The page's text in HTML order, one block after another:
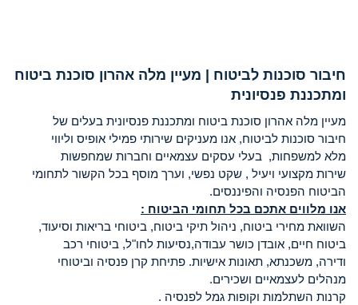
חיבור סוכנות לביטוח | מעיין מלה אהרון סוכנת ביטוח
ומתכננת פנסיונית
מעיין מלה אהרון סוכנת ביטוח ומתכננת פנסיונית בעלים של
חיבור סוכנות לביטוח, אנו מעניקים שירותי פמילי אופיס וליווי
מלא למשפחות, בעלי עסקים עצמאיים וחברות שמחפשות
שירות מקצועי ויעיל , שקט נפשי, וערך מוסף בכל הקשור לתחומי
הביטוח הפנסיה והפיננסים.
אנו מלווים אתכם בכל תחומי הביטוח :
השוואת מחירי ביטוח, ניהול תיקי ביטוח, ביטוחי בריאות וסיעוד,
ביטוח חיים, אובדן כושר עבודה,נסיעות לחו"ל, ביטוחי רכב
ודירה, משכנתא, תאונות אישיות. פתיחת קרן פנסיה וביטוחי
מנהלים לעצמאיים ושכירים.
קרנות השתלמות וקופות גמל לפנסיה .